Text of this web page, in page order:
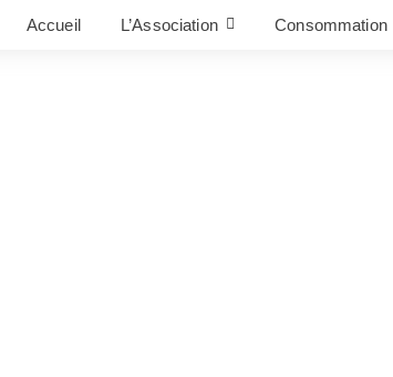
Accueil L’Association Consommation